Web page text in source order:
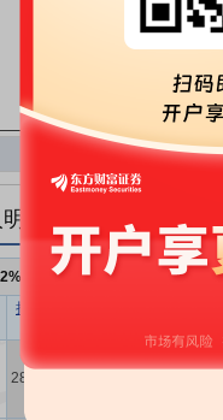
细
，持股数量3663.03万
持股数量
2810.88万